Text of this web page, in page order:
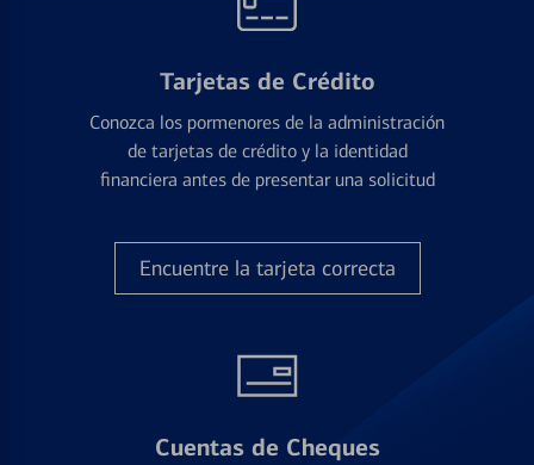
Tarjetas de Crédito
Conozca los pormenores de la administración
de tarjetas de crédito y la identidad
financiera antes de presentar una solicitud
Encuentre la tarjeta correcta
Cuentas de Cheques